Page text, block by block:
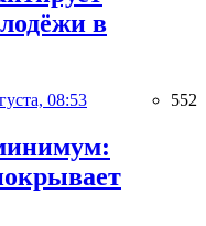
в
08:53 552